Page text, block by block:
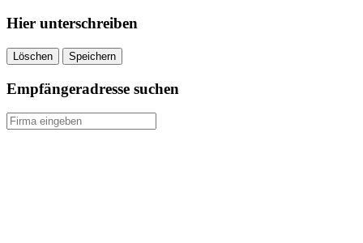
Hier unterschreiben
Löschen Speichern
Empfängeradresse suchen